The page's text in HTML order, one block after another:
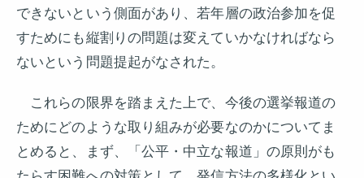
できないという側面があり、若年層の政治参加を促
すためにも縦割りの問題は変えていかなければなら
ないという問題提起がなされた。
これらの限界を踏まえた上で、今後の選挙報道の
ためにどのような取り組みが必要なのかについてま
とめると、まず、「公平・中立な報道」の原則がも